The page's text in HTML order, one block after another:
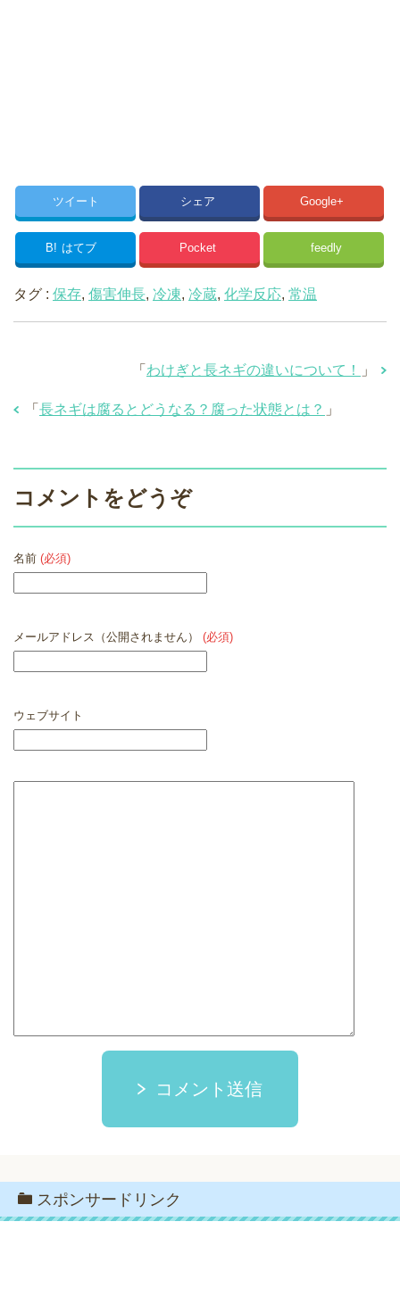
ツイート シェア Google+
B! はてブ Pocket feedly
タグ : 保存, 傷害伸長, 冷凍, 冷蔵, 化学反応, 常温
「 わけぎと長ネギの違いについて！ 」
「 長ネギは腐るとどうなる？腐った状態とは？ 」
コメントをどうぞ
名前 (必須)
メールアドレス（公開されません） (必須)
ウェブサイト
コメント送信
スポンサードリンク